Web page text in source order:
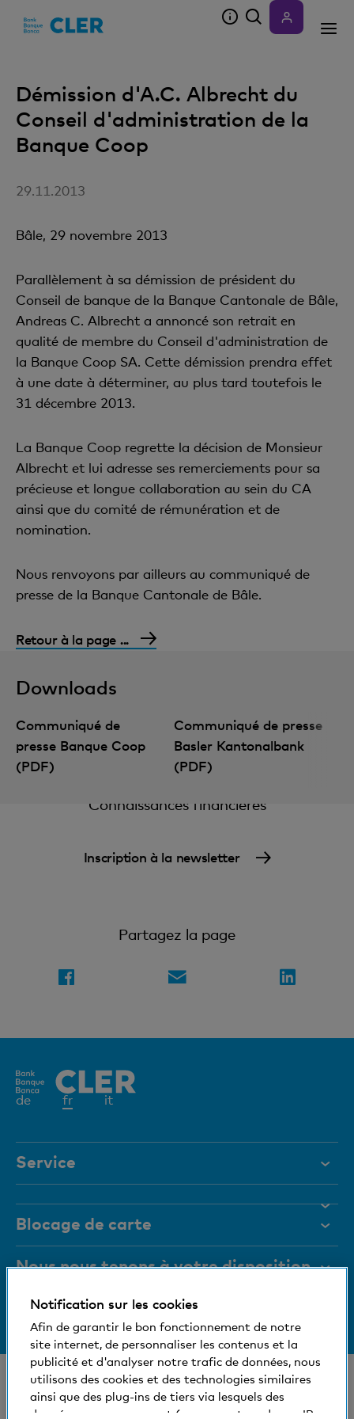
Démission d'A.C. Albrecht du
Conseil d'administration de la
Banque Coop
29.11.2013
Bâle, 29 novembre 2013
Parallèlement à sa démission de président du
Conseil de banque de la Banque Cantonale de Bâle,
Andreas C. Albrecht a annoncé son retrait en
qualité de membre du Conseil d'administration de
la Banque Coop SA. Cette démission prendra effet
à une date à déterminer, au plus tard toutefois le
31 décembre 2013.
La Banque Coop regrette la décision de Monsieur
Albrecht et lui adresse ses remerciements pour sa
précieuse et longue collaboration au sein du CA
ainsi que du comité de rémunération et de
nomination.
Nous renvoyons par ailleurs au communiqué de
presse de la Banque Cantonale de Bâle.
Retour à la page ...
Downloads
Communiqué de
presse Banque Coop
(PDF)
Communiqué de presse
Basler Kantonalbank
(PDF)
Connaissances financières
Inscription à la newsletter
Partagez la page
de frElément
it
Service
Documents
Magazine
Organes de direction
Medias
Social et compatible avec l'environnement
Blocage de carte
+41 (0)800 88 99 66
Nous nous tenons à votre disposition
Aide et contact
Nos succursales et bancomats
Informations relatives à la banque
© Banque Cler
Conditions juridiques et mentions légales
Notification sur les cookies
Afin de garantir le bon fonctionnement de notre
site internet, de personnaliser les contenus et la
publicité et d'analyser notre trafic de données, nous
utilisons des cookies et des technologies similaires
ainsi que des plug-ins de tiers via lesquels des
données vous concernant (comme votre adresse IP,